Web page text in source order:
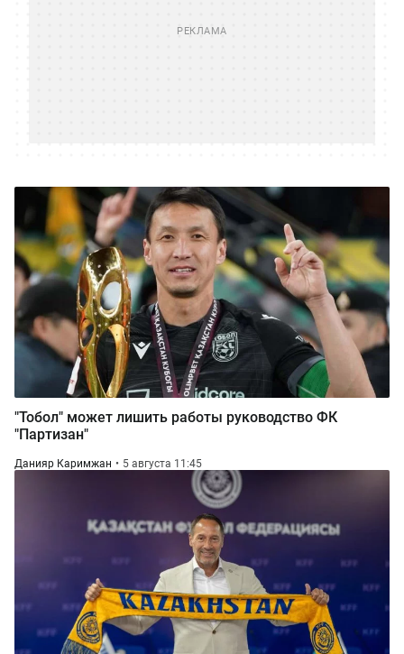
"Тобол" может лишить работы руководство ФК
"Партизан"
Данияр Каримжан 5 августа 11:45